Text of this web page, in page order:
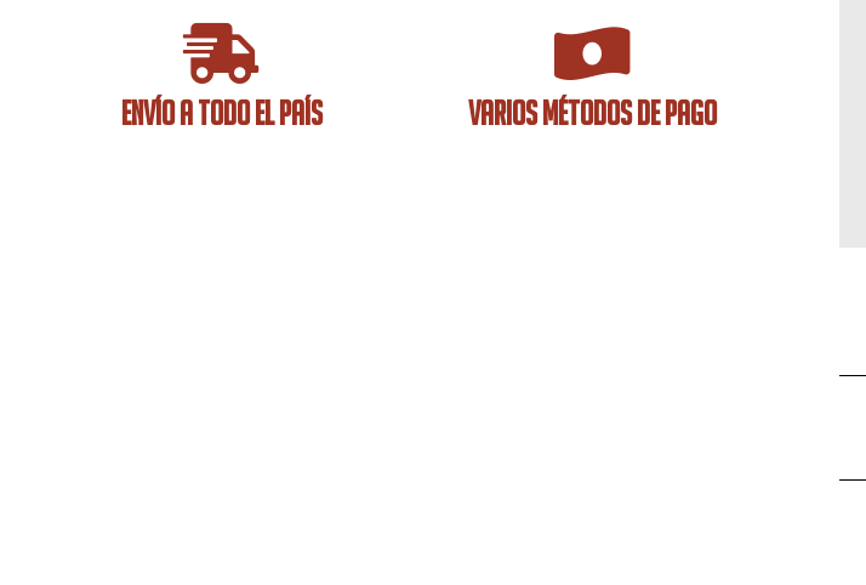
ENVÍO A TODO EL PAÍS VARIOS MÉTODOS DE PAGO